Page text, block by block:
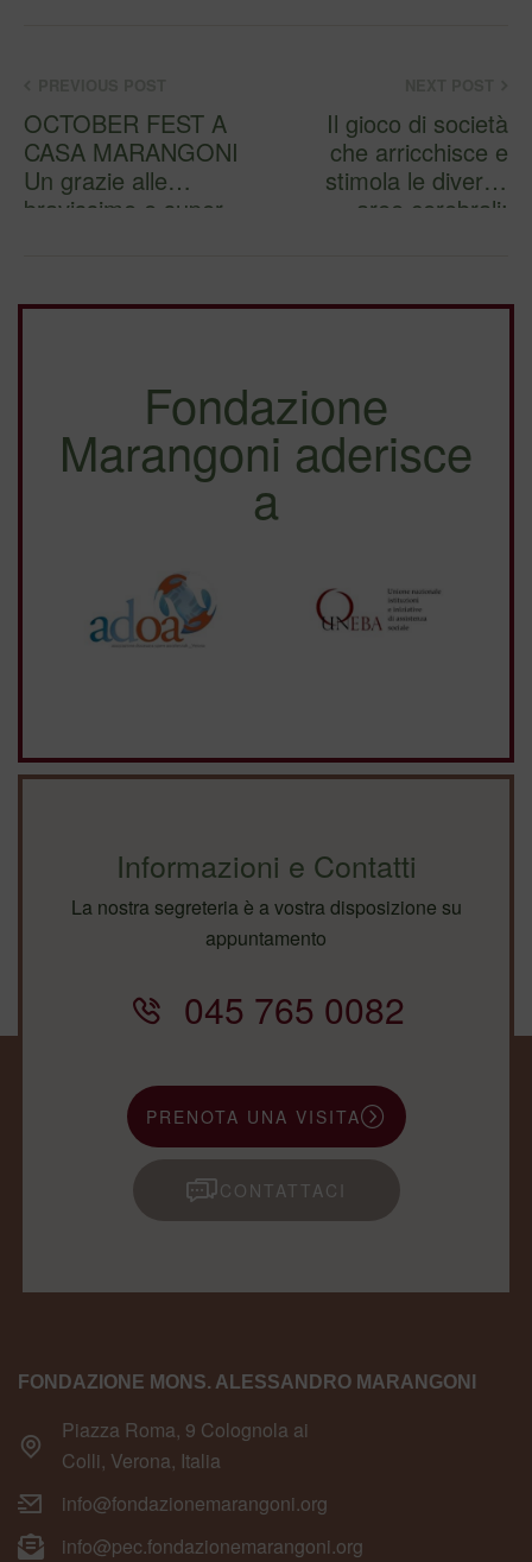
OCTOBER FEST A
CASA MARANGONI
Un grazie alle
bravissime e super
Il gioco di società
che arricchisce e
stimola le diverse
aree cerebrali:
Fondazione
Marangoni aderisce
a
Informazioni e Contatti
La nostra segreteria è a vostra disposizione su
appuntamento
045 765 0082
PRENOTA UNA VISITA
CONTATTACI
FONDAZIONE MONS. ALESSANDRO MARANGONI
Piazza Roma, 9 Colognola ai
Colli, Verona, Italia
info@fondazionemarangoni.org
info@pec.fondazionemarangoni.org